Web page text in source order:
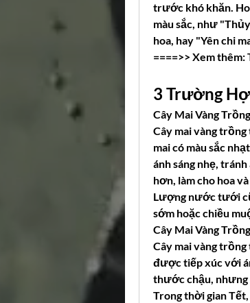
trước khó khăn.
màu sắc, như
hoa, hay "Yên chi
====>> Xem
3 Trường
Cây Mai Vàng
Cây mai vàng
mai có màu sắc
ánh sáng nhẹ,
hơn, làm cho hoa
Lượng nước tưới
sớm hoặc chiều
Cây Mai Vàng
Cây mai vàng
được tiếp xúc với
thước chậu, nhưng
Trong thời gian